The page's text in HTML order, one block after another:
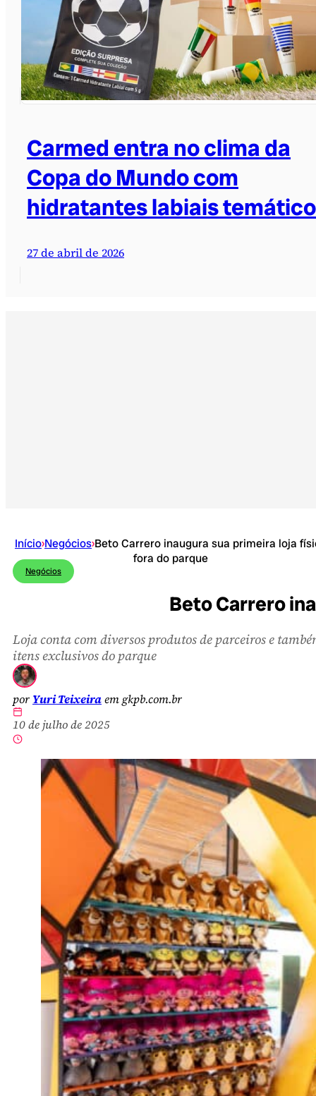
Carmed entra no clima da
Copa do Mundo com
hidratantes labiais
27 de abril de 2026
Início›Negócios›Beto Carrero inaugura sua primeira loja
fora do parque
Negócios
Beto Carrero
Loja conta com diversos produtos de parceiros e
itens exclusivos do parque
por Yuri Teixeiraem gkpb.com.br
10 de julho de 2025